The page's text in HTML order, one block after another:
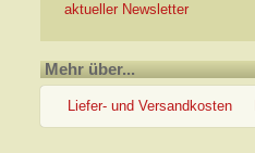
aktueller Newsletter
Mehr über...
Liefer- und Versandkosten